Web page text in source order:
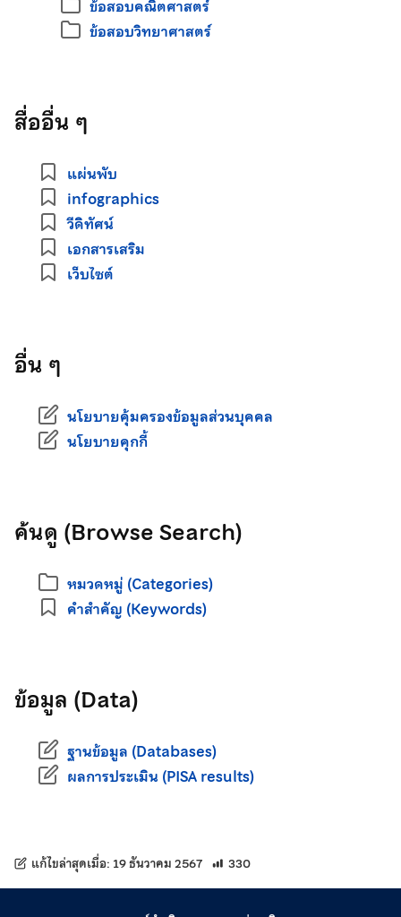
ข้อสอบคณิตศาสตร์
ข้อสอบวิทยาศาสตร์
สื่ออื่น ๆ
แผ่นพับ
infographics
วีดิทัศน์
เอกสารเสริม
เว็บไซต์
อื่น ๆ
นโยบายคุ้มครองข้อมูลส่วนบุคคล
นโยบายคุกกี้
ค้นดู (Browse Search)
หมวดหมู่ (Categories)
คำสำคัญ (Keywords)
ข้อมูล (Data)
ฐานข้อมูล (Databases)
ผลการประเมิน (PISA results)
แก้ไขล่าสุดเมื่อ: 19 ธันวาคม 2567 330